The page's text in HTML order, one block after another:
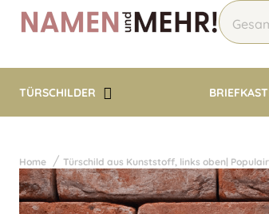
TÜRSCHILDER
Home Türschild aus Kunststoff, links oben|